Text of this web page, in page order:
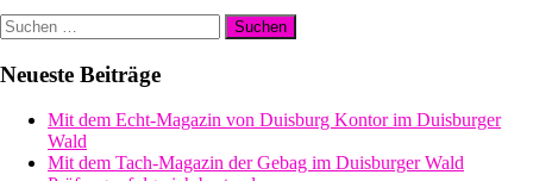
Suchen
nach:
Neueste Beiträge
Mit dem Echt-Magazin von Duisburg Kontor im Duisburger
Wald
Mit dem Tach-Magazin der Gebag im Duisburger Wald